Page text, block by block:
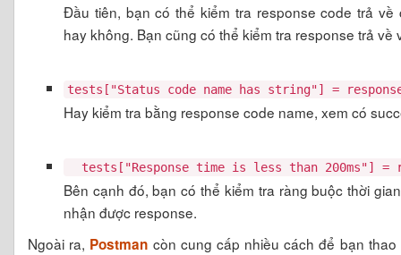
Đầu tiên, bạn có thể kiểm tra response code trả
hay không. Bạn cũng có thể kiểm tra response trả về
tests["Status code name has string"] =
Hay kiểm tra bằng response code name, xem có
tests["Response time is less than 200ms"] =
Bên cạnh đó, bạn có thể kiểm tra ràng buộc thời
nhận được response.
Ngoài ra, Postman còn cung cấp nhiều cách để bạn